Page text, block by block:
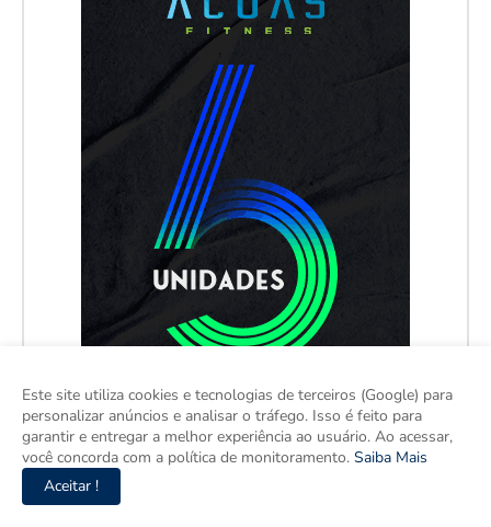
Este site utiliza cookies e tecnologias de terceiros (Google) para
personalizar anúncios e analisar o tráfego. Isso é feito para
garantir e entregar a melhor experiência ao usuário. Ao acessar,
você concorda com a política de monitoramento. Saiba Mais
Aceitar !